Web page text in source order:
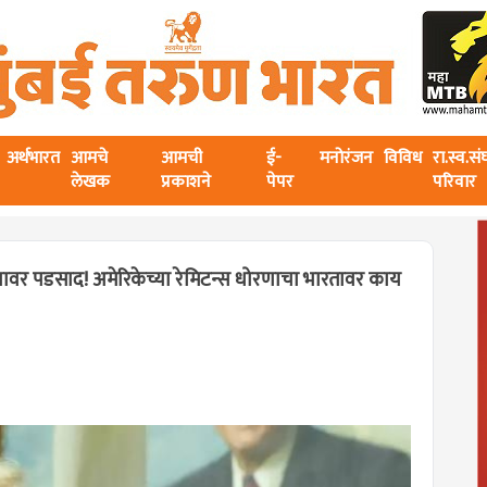
अर्थभारत आमचे
लेखक
आमची
प्रकाशने
ई-
पेपर
मनोरंजन विविध
परिवार
पडसाद! अमेरिकेच्या रेमिटन्स धोरणाचा भारतावर काय